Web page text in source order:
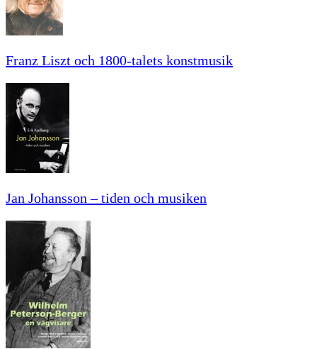
Franz Liszt och 1800-talets konstmusik
Jan Johansson – tiden och musiken